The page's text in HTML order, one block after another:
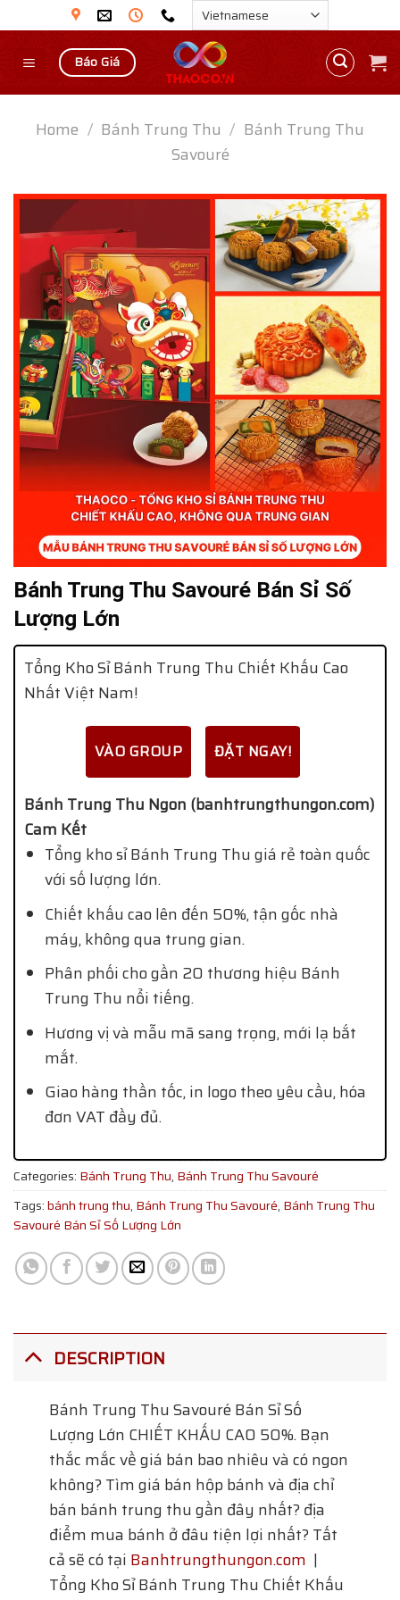
to
content
Báo Giá
Home / Bánh Trung Thu / Bánh Trung Thu
Savouré
Bánh Trung Thu Savouré Bán Sỉ Số
Lượng Lớn
Tổng Kho Sỉ Bánh Trung Thu Chiết Khấu Cao
Nhất Việt Nam!
VÀO GROUP ĐẶT NGAY!
Bánh Trung Thu Ngon (banhtrungthungon.com)
Cam Kết
Tổng kho sỉ Bánh Trung Thu giá rẻ toàn quốc
với số lượng lớn.
Chiết khấu cao lên đến 50%, tận gốc nhà
máy, không qua trung gian.
Phân phối cho gần 20 thương hiệu Bánh
Trung Thu nổi tiếng.
Hương vị và mẫu mã sang trọng, mới lạ bắt
mắt.
Giao hàng thần tốc, in logo theo yêu cầu, hóa
đơn VAT đầy đủ.
Categories: Bánh Trung Thu, Bánh Trung Thu Savouré
Tags:bánh trung thu, Bánh Trung Thu Savouré, Bánh Trung Thu
Savouré Bán Sỉ Số Lượng Lớn
DESCRIPTION
Bánh Trung Thu Savouré Bán Sỉ Số
Lượng Lớn CHIẾT KHẤU CAO 50%. Bạn
thắc mắc về giá bán bao nhiêu và có ngon
không? Tìm giá bán hộp bánh và địa chỉ
bán bánh trung thu gần đây nhất? địa
điểm mua bánh ở đâu tiện lợi nhất? Tất
cả sẽ có tại Banhtrungthungon.com |
Tổng Kho Sỉ Bánh Trung Thu Chiết Khấu